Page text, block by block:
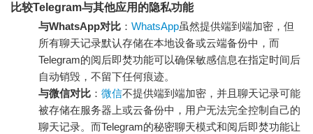
比较Telegram与其他应用的隐私功能
与WhatsApp对比 ： WhatsApp虽然提供端到端加密，但
所有聊天记录默认存储在本地设备或云端备份中，而
Telegram的阅后即焚功能可以确保敏感信息在指定时间后
自动销毁，不留下任何痕迹。
与微信对比 ： 微信不提供端到端加密，并且聊天记录可能
被存储在服务器上或云备份中，用户无法完全控制自己的
聊天记录。而Telegram的秘密聊天模式和阅后即焚功能让